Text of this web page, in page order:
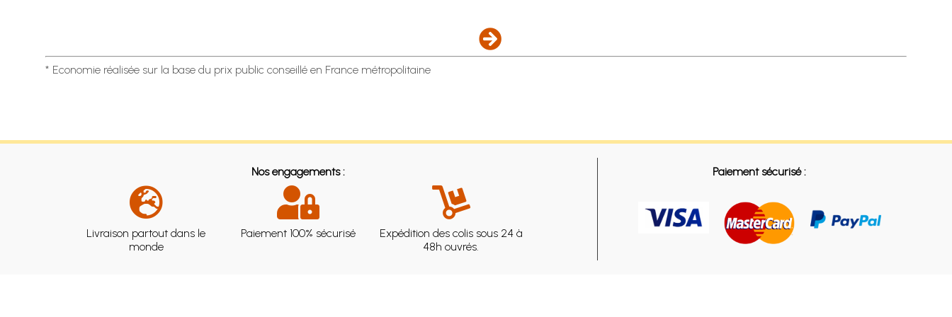
* Economie réalisée sur la base du prix public conseillé en France métropolitaine
Nos engagements :
Livraison partout dans le
monde
Paiement 100% sécurisé
Expédition des colis sous 24 à
48h ouvrés.
Paiement sécurisé :